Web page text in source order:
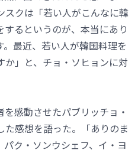
スクは「若い人がこんなに韓
るというのが、本当にあり
最近、若い人が韓国料理を
」と、チョ・ソヒョンに対
感動させたパブリッチョ・
た感想を語った。「ありのま
ク・ソンウシェフ、イ・ヨ